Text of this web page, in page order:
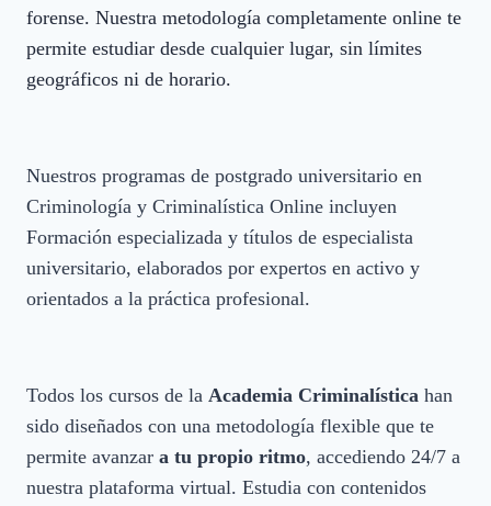
forense. Nuestra metodología completamente online te
permite estudiar desde cualquier lugar, sin límites
geográficos ni de horario.
Nuestros programas de postgrado universitario en
Criminología y Criminalística Online incluyen
Formación especializada y títulos de especialista
universitario, elaborados por expertos en activo y
orientados a la práctica profesional.
Todos los cursos de la Academia Criminalística han
sido diseñados con una metodología flexible que te
permite avanzar a tu propio ritmo, accediendo 24/7 a
nuestra plataforma virtual. Estudia con contenidos